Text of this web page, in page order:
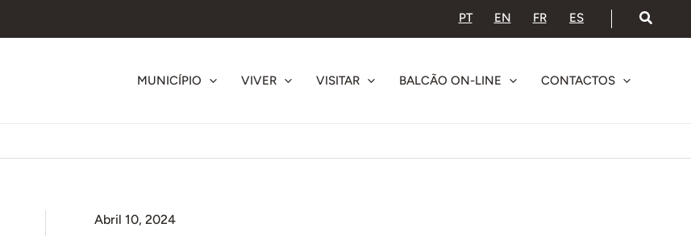
PT EN FR ES
MUNICÍPIO VIVER VISITAR BALCÃO ON-LINE CONTACTOS
Abril 10, 2024